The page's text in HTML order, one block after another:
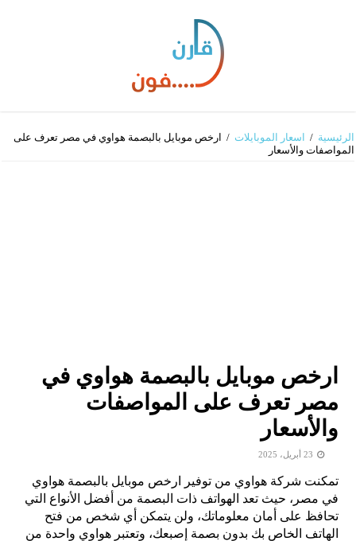
الرئيسية / اسعار الموبايلات / ارخص موبايل بالبصمة هواوي في مصر​ تعرف على
المواصفات والأسعار
ارخص موبايل بالبصمة هواوي في
مصر​ تعرف على المواصفات
والأسعار
23 أبريل، 2025
تمكنت شركة هواوي من توفير ارخص موبايل بالبصمة هواوي
في مصر​، حيث تعد الهواتف ذات البصمة من أفضل الأنواع التي
تحافظ على أمان معلوماتك، ولن يتمكن أي شخص من فتح
الهاتف الخاص بك بدون بصمة إصبعك، وتعتبر هواوي واحدة من